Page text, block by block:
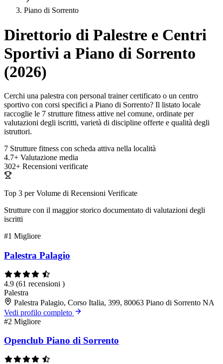
Piano di Sorrento
Direttorio di Palestre e Centri
Sportivi a Piano di Sorrento
(2026)
Cerchi una palestra con personal trainer certificato o un centro
sportivo con corsi specifici a Piano di Sorrento? Il listato locale
raccoglie le 7 strutture fitness attive nel comune, ordinate per
valutazioni degli iscritti, varietà di discipline offerte e qualità degli
istruttori.
7 Strutture fitness con scheda attiva nella località
4.7+ Valutazione media
302+ Recensioni verificate
Top 3 per Volume di Recensioni Verificate
Strutture con il maggior storico documentato di valutazioni degli
iscritti
#1 Migliore
Palestra Palagio
4.9 (61 recensioni )
Palestra
Palestra Palagio, Corso Italia, 399, 80063 Piano di Sorrento NA
Vedi profilo completo
#2 Migliore
Openclub Piano di Sorrento